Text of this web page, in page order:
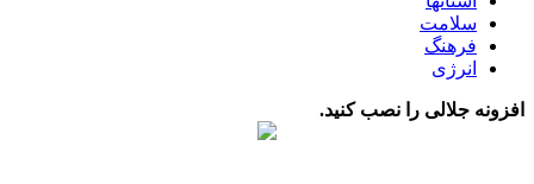
سلامت
فرهنگ
انرژی
افزونه جلالی را نصب کنید.